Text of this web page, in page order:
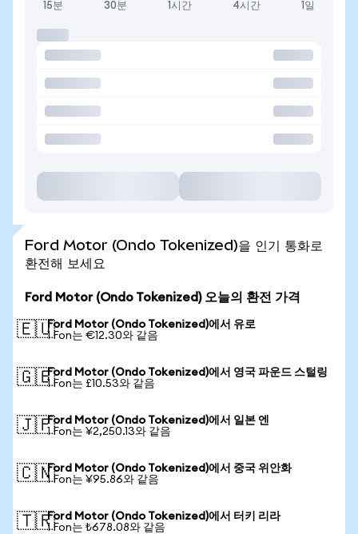
15분 30분 1시간 4시간 1일
Ford Motor (Ondo Tokenized)을 인기 통화로
환전해 보세요
Ford Motor (Ondo Tokenized) 오늘의 환전 가격
🇪🇺Ford Motor (Ondo Tokenized)에서 유로
1 Fon는 €12.30와 같음
🇬🇧Ford Motor (Ondo Tokenized)에서 영국 파운드 스털링
1 Fon는 £10.53와 같음
🇯🇵Ford Motor (Ondo Tokenized)에서 일본 엔
1 Fon는 ¥2,250.13와 같음
🇨🇳Ford Motor (Ondo Tokenized)에서 중국 위안화
1 Fon는 ¥95.86와 같음
🇹🇷Ford Motor (Ondo Tokenized)에서 터키 리라
1 Fon는 ₺678.08와 같음